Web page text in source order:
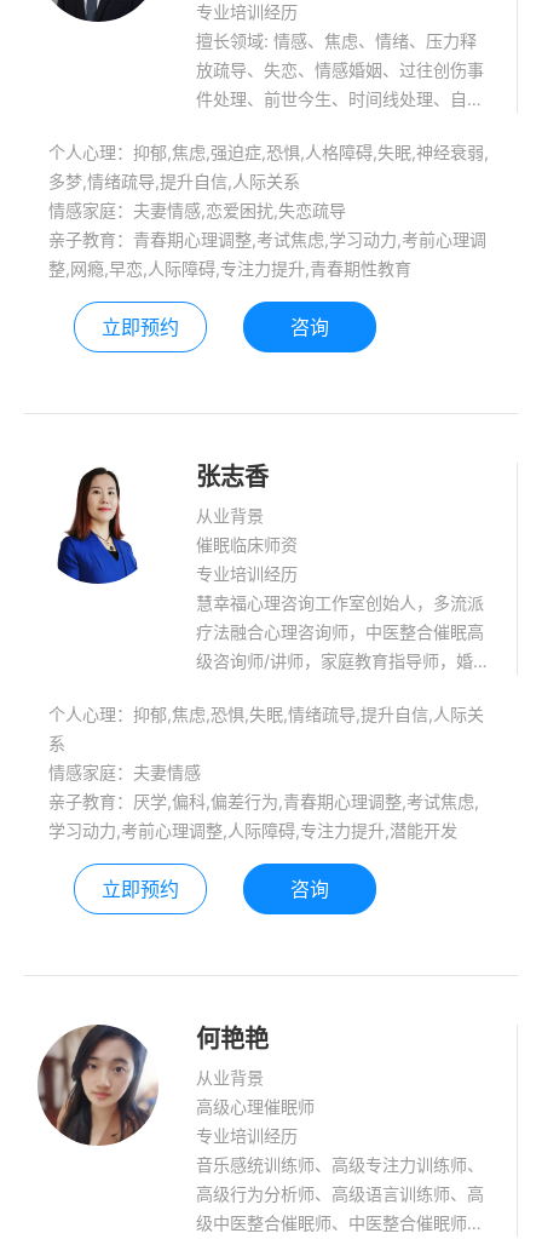
专业培训经历
擅长领域: 情感、焦虑、情绪、压力释
放疏导、失恋、情感婚姻、过往创伤事
件处理、前世今生、时间线处理、自信
个人心理：抑郁,焦虑,强迫症,恐惧,人格障碍,失眠,神经衰弱,
多梦,情绪疏导,提升自信,人际关系
情感家庭：夫妻情感,恋爱困扰,失恋疏导
亲子教育：青春期心理调整,考试焦虑,学习动力,考前心理调
整,网瘾,早恋,人际障碍,专注力提升,青春期性教育
立即预约 咨询
张志香
从业背景
催眠临床师资
专业培训经历
慧幸福心理咨询工作室创始人，多流派
疗法融合心理咨询师，中医整合催眠高
级咨询师/讲师，家庭教育指导师，婚姻
整，躯体化调整，婚姻家庭咨询，家庭
临床师资，心理咨询师。多年一线实战
经验，多流派理论融合与实践结合，高
效专业。
个人心理：抑郁,焦虑,恐惧,失眠,情绪疏导,提升自信,人际关
系
情感家庭：夫妻情感
亲子教育：厌学,偏科,偏差行为,青春期心理调整,考试焦虑,
学习动力,考前心理调整,人际障碍,专注力提升,潜能开发
立即预约 咨询
何艳艳
从业背景
高级心理催眠师
专业培训经历
音乐感统训练师、高级专注力训练师、
高级行为分析师、高级语言训练师、高
级中医整合催眠师、中医整合催眠师临